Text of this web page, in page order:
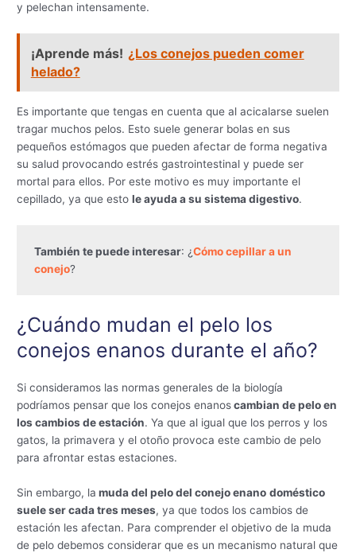
y pelechan intensamente.
¡Aprende más! ¿Los conejos pueden comer
helado?
Es importante que tengas en cuenta que al acicalarse suelen
tragar muchos pelos. Esto suele generar bolas en sus
pequeños estómagos que pueden afectar de forma negativa
su salud provocando estrés gastrointestinal y puede ser
mortal para ellos. Por este motivo es muy importante el
cepillado, ya que estole ayuda a su sistema digestivo.
También te puede interesar: ¿Cómo cepillar a un
conejo?
¿Cuándo mudan el pelo los
conejos enanos durante el año?
Si consideramos las normas generales de la biología
podríamos pensar que los conejos enanoscambian de pelo en
los cambios de estación. Ya que al igual que los perros y los
gatos, la primavera y el otoño provoca este cambio de pelo
para afrontar estas estaciones.
Sin embargo, la muda del pelo del conejo enano doméstico
suele ser cada tres meses, ya que todos los cambios de
estación les afectan. Para comprender el objetivo de la muda
de pelo debemos considerar que es un mecanismo natural que